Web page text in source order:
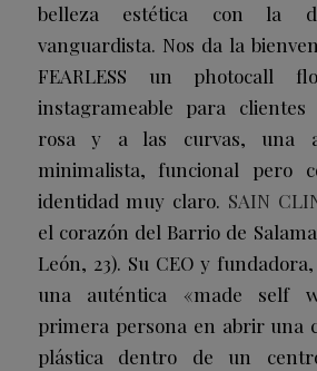
belleza estética con la
vanguardista. Nos da la
FEARLESS un photocall
instagrameable para
rosa y a las curvas, una
minimalista, funcional pero
identidad muy claro. SAIN
el corazón del Barrio de
León, 23). Su CEO y
una auténtica «made self
primera persona en abrir una
plástica dentro de un